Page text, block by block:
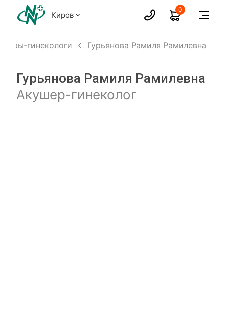
Киров
0
гинекологи Гурьянова Рамиля Рамилевна
Гурьянова Рамиля Рамилевна
Акушер-гинеколог